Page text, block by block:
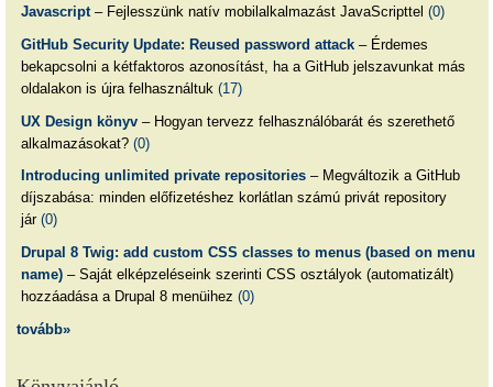
Javascript– Fejlesszünk natív mobilalkalmazást JavaScripttel (0)
GitHub Security Update: Reused password attack– Érdemes
bekapcsolni a kétfaktoros azonosítást, ha a GitHub jelszavunkat más
oldalakon is újra felhasználtuk (17)
UX Design könyv– Hogyan tervezz felhasználóbarát és szerethető
alkalmazásokat? (0)
Introducing unlimited private repositories– Megváltozik a GitHub
díjszabása: minden előfizetéshez korlátlan számú privát repository
jár (0)
Drupal 8 Twig: add custom CSS classes to menus (based on menu
name)– Saját elképzeléseink szerinti CSS osztályok (automatizált)
hozzáadása a Drupal 8 menüihez (0)
tovább»